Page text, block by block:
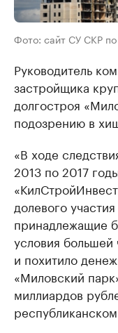
Фото: сайт СУ СКР
Руководитель
застройщика
долгостроя
подозрению в
«В ходе
2013 по 2017
долевого
принадлежащие
условия большей
и похитило
«Миловский
миллиардов